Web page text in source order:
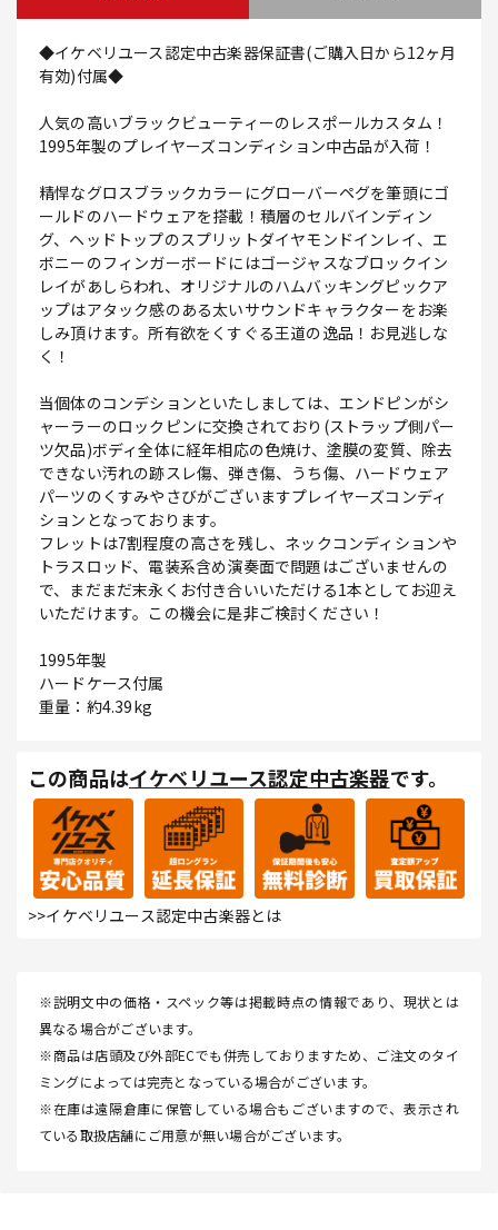
◆イケベリユース認定中古楽器保証書(ご購入日から12ヶ月
有効)付属◆
人気の高いブラックビューティーのレスポールカスタム！
1995年製のプレイヤーズコンディション中古品が入荷！
精悍なグロスブラックカラーにグローバーペグを筆頭にゴ
ールドのハードウェアを搭載！積層のセルバインディン
グ、ヘッドトップのスプリットダイヤモンドインレイ、エ
ボニーのフィンガーボードにはゴージャスなブロックイン
レイがあしらわれ、オリジナルのハムバッキングピックア
ップはアタック感のある太いサウンドキャラクターをお楽
しみ頂けます。所有欲をくすぐる王道の逸品！お見逃しな
く！
当個体のコンデションといたしましては、エンドピンがシ
ャーラーのロックピンに交換されており(ストラップ側パー
ツ欠品)ボディ全体に経年相応の色焼け、塗膜の変質、除去
できない汚れの跡スレ傷、弾き傷、うち傷、ハードウェア
パーツのくすみやさびがございますプレイヤーズコンディ
ションとなっております。
フレットは7割程度の高さを残し、ネックコンディションや
トラスロッド、電装系含め演奏面で問題はございませんの
で、まだまだ末永くお付き合いいただける1本としてお迎え
いただけます。この機会に是非ご検討ください！
1995年製
ハードケース付属
重量：約4.39kg
この商品はイケベリユース認定中古楽器です。
>>イケベリユース認定中古楽器とは
※説明文中の価格・スペック等は掲載時点の情報であり、現状とは
異なる場合がございます。
※商品は店頭及び外部ECでも併売しておりますため、ご注文のタイ
ミングによっては完売となっている場合がございます。
※在庫は遠隔倉庫に保管している場合もございますので、表示され
ている取扱店舗にご用意が無い場合がございます。